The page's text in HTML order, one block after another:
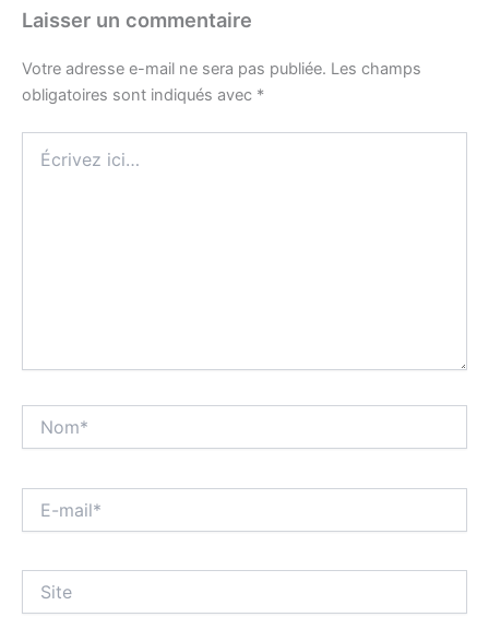
Laisser un commentaire
Votre adresse e-mail ne sera pas publiée. Les champs
obligatoires sont indiqués avec *
ici…
mail*